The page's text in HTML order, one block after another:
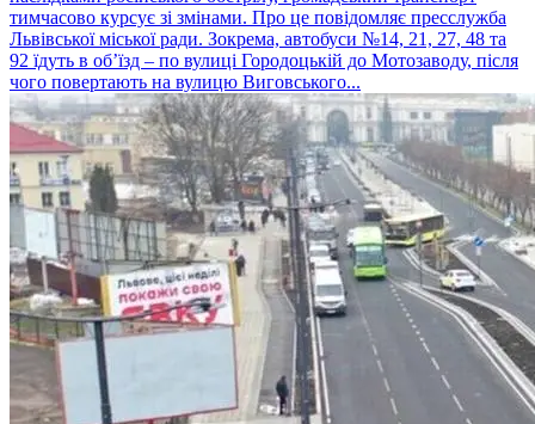
тимчасово курсує зі змінами. Про це повідомляє пресслужба
Львівської міської ради. Зокрема, автобуси №14, 21, 27, 48 та
92 їдуть в об’їзд – по вулиці Городоцькій до Мотозаводу, після
чого повертають на вулицю Виговського...